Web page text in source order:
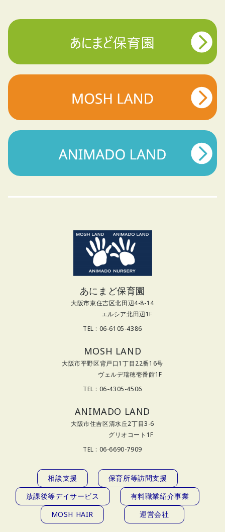
あにまど保育園
大阪市東住吉区北田辺4-8-14
エルシア北田辺1F
TEL : 06-6105-4386
MOSH LAND
大阪市平野区背戸口1丁目22番16号
ヴェルデ瑞穂壱番館1F
TEL : 06-4305-4506
ANIMADO LAND
大阪市住吉区清水丘2丁目3-6
グリオコート1F
TEL : 06-6690-7909
相談支援
保育所等訪問支援
放課後等デイサービス
有料職業紹介事業
MOSH HAIR
運営会社